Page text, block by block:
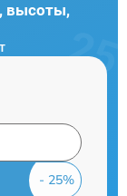
высоты,